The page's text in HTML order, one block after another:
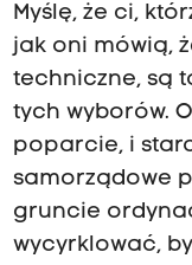
Myślę, że ci,
jak oni mówią,
techniczne, są
tych wyborów.
poparcie, i
samorządowe
gruncie
wycyrklować,